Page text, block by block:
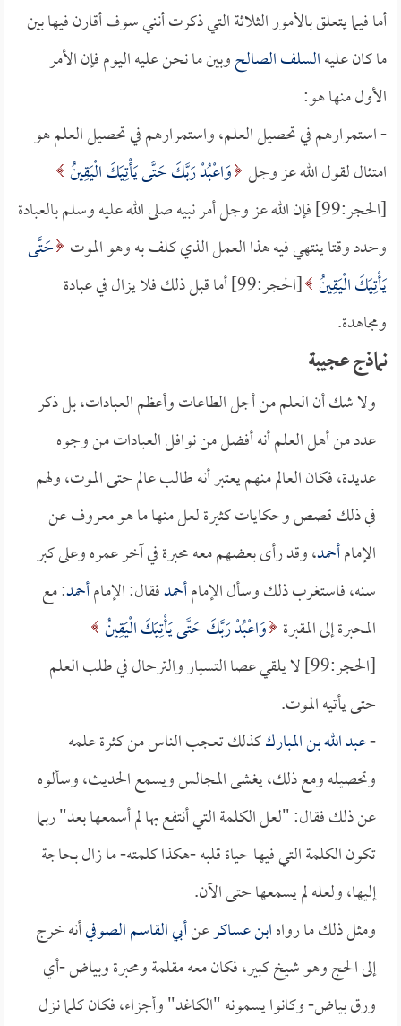
أما فيما يتعلق بالأمور الثلاثة التي ذكرت أنني سوف أقارن فيها بين
ما كان عليهالسلف الصالحوبين ما نحن عليه اليوم فإن الأمر
الأول منها هو:
- استمرارهم في تحصيل العلم، واستمرارهم في تحصيل العلم هو
امتثال لقول الله عز وجل وَاعْبُدْ رَبَّكَ حَتَّى يَأْتِيَكَ الْيَقِينُ
[الحجر:99] فإن الله عز وجل أمر نبيه صلى الله عليه وسلم بالعبادة
وحدد وقتا ينتهي فيه هذا العمل الذي كلف به وهو الموت حَتَّى
يَأْتِيَكَ الْيَقِينُ
[الحجر:99] أما قبل ذلك فلا يزال في عبادة
ومجاهدة.
نماذج عجيبة
ولا شك أن العلم من أجل الطاعات وأعظم العبادات، بل ذكر
عدد من أهل العلم أنه أفضل من نوافل العبادات من وجوه
عديدة، فكان العالم منهم يعتبر أنه طالب عالم حتى الموت، ولهم
في ذلك قصص وحكايات كثيرة لعل منها ما هو معروف عن
الإمامأحمد، وقد رأى بعضهم معه محبرة في آخر عمره وعلى كبر
سنه، فاستغرب ذلك وسأل الإمامأحمدفقال: الإمامأحمد: مع
المحبرة إلى المقبرة وَاعْبُدْ رَبَّكَ حَتَّى يَأْتِيَكَ الْيَقِينُ
[الحجر:99] لا يلقي عصا التسيار والترحال في طلب العلم
حتى يأتيه الموت.
-عبد الله بن المبارككذلك تعجب الناس من كثرة علمه
وتحصيله ومع ذلك، يغشى المجالس ويسمع الحديث، وسألوه
عن ذلك فقال: "لعل الكلمة التي أنتفع بها لم أسمعها بعد" ربما
تكون الكلمة التي فيها حياة قلبه -هكذا كلمته- ما زال بحاجة
إليها، ولعله لم يسمعها حتى الآن.
ومثل ذلك ما رواهابن عساكرعنأبي القاسم الصوفيأنه خرج
إلى الحج وهو شيخ كبير، فكان معه مقلمة ومحبرة وبياض -أي
ورق بياض- وكانوا يسمونه "الكاغد" وأجزاء، فكان كلما نـزل